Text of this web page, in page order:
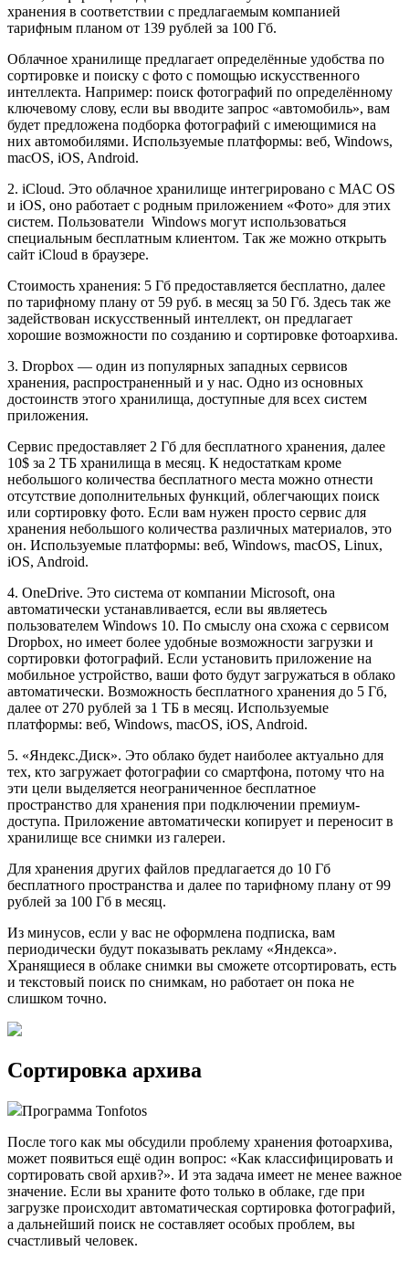
хранения в соответствии с предлагаемым компанией
тарифным планом от 139 рублей за 100 Гб.
Облачное хранилище предлагает определённые удобства по
сортировке и поиску с фото с помощью искусственного
интеллекта. Например: поиск фотографий по определённому
ключевому слову, если вы вводите запрос «автомобиль», вам
будет предложена подборка фотографий с имеющимися на
них автомобилями. Используемые платформы: веб, Windows,
macOS, iOS, Android.
2. iCloud. Это облачное хранилище интегрировано с MAC OS
и iOS, оно работает с родным приложением «Фото» для этих
систем. Пользователи Windows могут использоваться
специальным бесплатным клиентом. Так же можно открыть
сайт iCloud в браузере.
Стоимость хранения: 5 Гб предоставляется бесплатно, далее
по тарифному плану от 59 руб. в месяц за 50 Гб. Здесь так же
задействован искусственный интеллект, он предлагает
хорошие возможности по созданию и сортировке фотоархива.
3. Dropbox — один из популярных западных сервисов
хранения, распространенный и у нас. Одно из основных
достоинств этого хранилища, доступные для всех систем
приложения.
Сервис предоставляет 2 Гб для бесплатного хранения, далее
10$ за 2 ТБ хранилища в месяц. К недостаткам кроме
небольшого количества бесплатного места можно отнести
отсутствие дополнительных функций, облегчающих поиск
или сортировку фото. Если вам нужен просто сервис для
хранения небольшого количества различных материалов, это
он. Используемые платформы: веб, Windows, macOS, Linux,
iOS, Android.
4. OneDrive. Это система от компании Microsoft, она
автоматически устанавливается, если вы являетесь
пользователем Windows 10. По смыслу она схожа с сервисом
Dropbox, но имеет более удобные возможности загрузки и
сортировки фотографий. Если установить приложение на
мобильное устройство, ваши фото будут загружаться в облако
автоматически. Возможность бесплатного хранения до 5 Гб,
далее от 270 рублей за 1 ТБ в месяц. Используемые
платформы: веб, Windows, macOS, iOS, Android.
5. «Яндекс.Диск». Это облако будет наиболее актуально для
тех, кто загружает фотографии со смартфона, потому что на
эти цели выделяется неограниченное бесплатное
пространство для хранения при подключении премиум-
доступа. Приложение автоматически копирует и переносит в
хранилище все снимки из галереи.
Для хранения других файлов предлагается до 10 Гб
бесплатного пространства и далее по тарифному плану от 99
рублей за 100 Гб в месяц.
Из минусов, если у вас не оформлена подписка, вам
периодически будут показывать рекламу «Яндекса».
Хранящиеся в облаке снимки вы сможете отсортировать, есть
и текстовый поиск по снимкам, но работает он пока не
слишком точно.
Сортировка архива
Программа Tonfotos
После того как мы обсудили проблему хранения фотоархива,
может появиться ещё один вопрос: «Как классифицировать и
сортировать свой архив?». И эта задача имеет не менее важное
значение. Если вы храните фото только в облаке, где при
загрузке происходит автоматическая сортировка фотографий,
а дальнейший поиск не составляет особых проблем, вы
счастливый человек.